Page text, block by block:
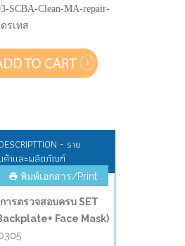
SCBA-Clean-MA-repair-
รเทส
- ราย
ค้าและผลิตภัณฑ์
พิมพ์เอกสาร/Print
ารตรวจสอบครบ SET
Face Mask)